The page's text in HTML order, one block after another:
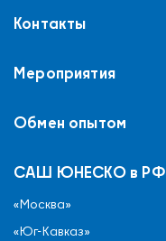
Контакты
Мероприятия
Обмен опытом
САШ ЮНЕСКО в РФ
«Москва»
«Юг-Кавказ»